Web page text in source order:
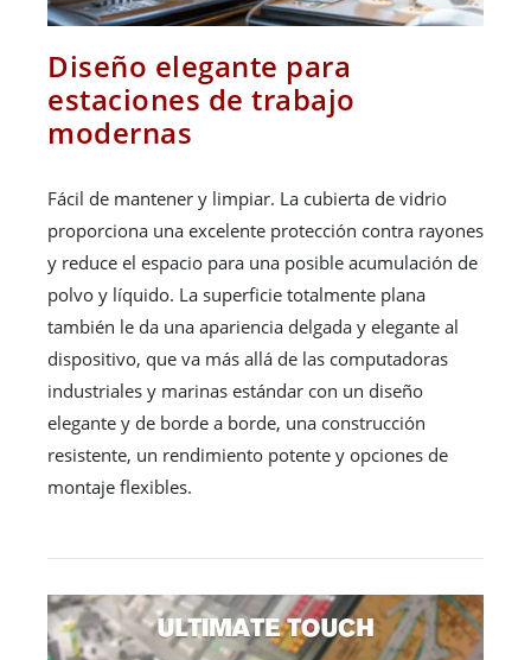
Diseño elegante para
estaciones de trabajo
modernas
Fácil de mantener y limpiar. La cubierta de vidrio
proporciona una excelente protección contra rayones
y reduce el espacio para una posible acumulación de
polvo y líquido. La superficie totalmente plana
también le da una apariencia delgada y elegante al
dispositivo, que va más allá de las computadoras
industriales y marinas estándar con un diseño
elegante y de borde a borde, una construcción
resistente, un rendimiento potente y opciones de
montaje flexibles.